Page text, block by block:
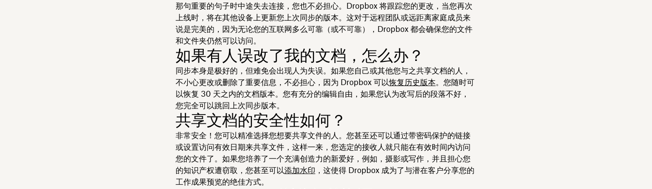
那句重要的句子时中途失去连接，您也不必担心。Dropbox 将跟踪您的更改，当您再次
上线时，将在其他设备上更新您上次同步的版本。这对于远程团队或远距离家庭成员来
说是完美的，因为无论您的互联网多么可靠（或不可靠），Dropbox 都会确保您的文件
和文件夹仍然可以访问。
如果有人误改了我的文档，怎么办？
同步本身是极好的，但难免会出现人为失误。如果您自己或其他您与之共享文档的人，
不小心更改或删除了重要信息，不必担心，因为 Dropbox 可以恢复历史版本。您随时可
以恢复 30 天之内的文档版本。您有充分的编辑自由，如果您认为改写后的段落不好，
您完全可以跳回上次同步版本。
共享文档的安全性如何？
非常安全！您可以精准选择您想要共享文件的人。您甚至还可以通过带密码保护的链接
或设置访问有效日期来共享文件，这样一来，您选定的接收人就只能在有效时间内访问
您的文件了。如果您培养了一个充满创造力的新爱好，例如，摄影或写作，并且担心您
的知识产权遭窃取，您甚至可以添加水印 ，这使得 Dropbox 成为了与潜在客户分享您的
工作成果预览的绝佳方式。